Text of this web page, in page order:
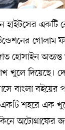
একটি
হোসাইন
দিয়েছে।
বাংলা
শহরে এক